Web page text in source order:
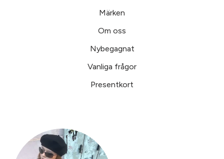
Märken
Om oss
Nybegagnat
Vanliga frågor
Presentkort